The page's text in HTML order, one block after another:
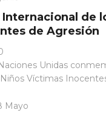
de
de Agresión
Unidas
Víctimas